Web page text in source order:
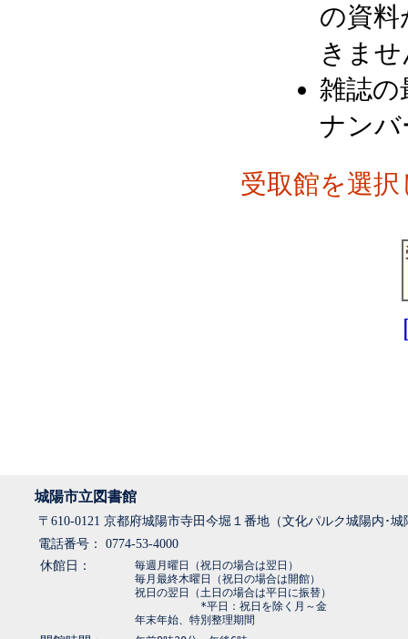
の資料
きま
雑誌の
ナン
受取館を選
城陽市立図書館
〒610-0121 京都府城陽市寺田今堀１番地（文化パルク城陽内･
電話番号： 0774-53-4000
休館日：
毎週月曜日（祝日の場合は翌日）
毎月最終木曜日（祝日の場合は開館）
祝日の翌日（土日の場合は平日に振替）
*平日：祝日を除く月～金
年末年始、特別整理期間